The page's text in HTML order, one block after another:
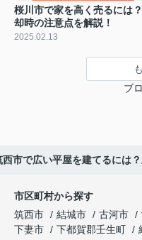
桜川市で家を高く売るには
却時の注意点を解説！
2025.02.13
ブ
西市で広い平屋を建てるには
市区町村から探す
筑西市
結城市 古河市
下妻市
下都賀郡壬生町